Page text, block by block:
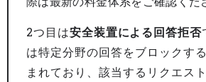
2つ目は安全装置による回答拒否
は特定分野の回答をブロックす
まれており、該当するリクエス